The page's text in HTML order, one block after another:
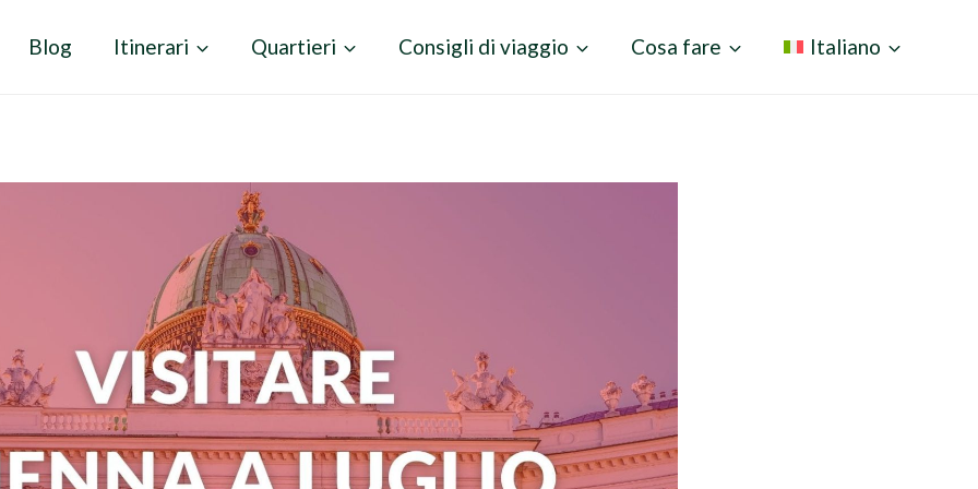
Blog Itinerari Quartieri Consigli di viaggio Cosa fare Italiano